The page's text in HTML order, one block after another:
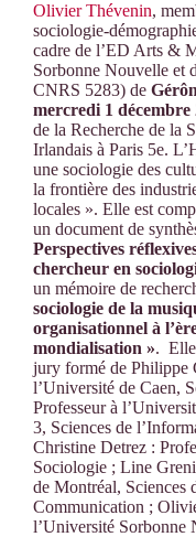
Olivier Thévenin,
sociologie-
cadre de l’ED Arts &
Sorbonne Nouvelle et
CNRS 5283) de
mercredi 1 décembre
de la Recherche de la
Irlandais à Paris 5e.
une sociologie des
la frontière des
locales ». Elle est
un document de
Perspectives
chercheur en
un mémoire de
sociologie de la
organisationnel à
mondialisation ». Elle
jury formé de Philippe
l’Université de Caen,
Professeur à
3, Sciences de
Christine Detrez :
Sociologie ; Line
de Montréal, Sciences
Communication ;
l’Université Sorbonne